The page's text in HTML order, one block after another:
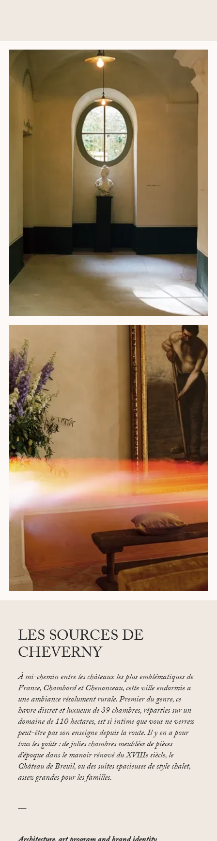
LES SOURCES DE
CHEVERNY
À mi-chemin entre les châteaux les plus emblématiques de
France, Chambord et Chenonceau, cette ville endormie a
une ambiance résolument rurale. Premier du genre, ce
havre discret et luxueux de 39 chambres, réparties sur un
domaine de 110 hectares, est si intime que vous ne verrez
peut-être pas son enseigne depuis la route. Il y en a pour
tous les goûts : de jolies chambres meublées de pièces
d'époque dans le manoir rénové du XVIIIe siècle, le
Château de Breuil, ou des suites spacieuses de style chalet,
assez grandes pour les familles.
—